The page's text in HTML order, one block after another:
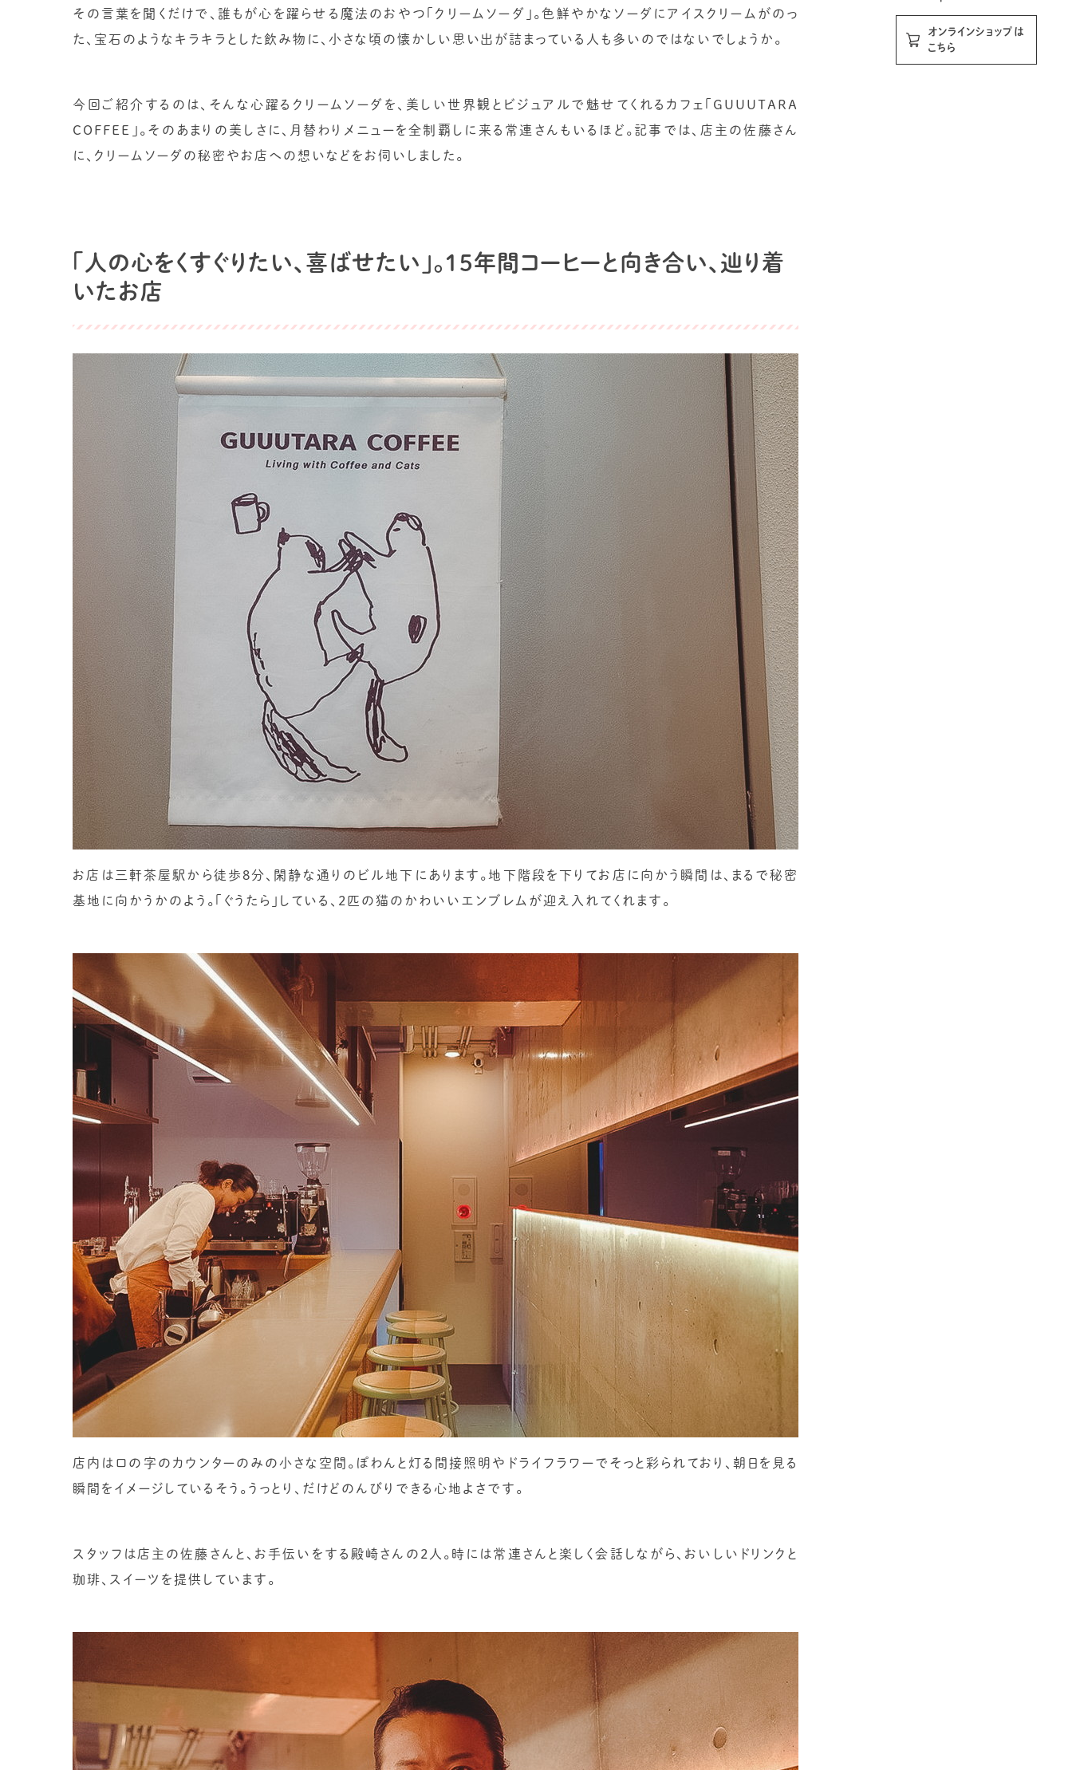
オンラインショップは
こちら
その言葉を聞くだけで、誰もが心を躍らせる魔法のおやつ「クリームソーダ」。色鮮やかなソーダにアイスクリームがのっ
た、宝石のようなキラキラとした飲み物に、小さな頃の懐かしい思い出が詰まっている人も多いのではないでしょうか。
今回ご紹介するのは、そんな心躍るクリームソーダを、美しい世界観とビジュアルで魅せてくれるカフェ「GUUUTARA
COFFEE」。そのあまりの美しさに、月替わりメニューを全制覇しに来る常連さんもいるほど。記事では、店主の佐藤さん
に、クリームソーダの秘密やお店への想いなどをお伺いしました。
「人の心をくすぐりたい、喜ばせたい」。15年間コーヒーと向き合い、辿り着
いたお店
お店は三軒茶屋駅から徒歩8分、閑静な通りのビル地下にあります。地下階段を下りてお店に向かう瞬間は、まるで秘密
基地に向かうかのよう。「ぐうたら」している、2匹の猫のかわいいエンブレムが迎え入れてくれます。
店内はロの字のカウンターのみの小さな空間。ぽわんと灯る間接照明やドライフラワーでそっと彩られており、朝日を見る
瞬間をイメージしているそう。うっとり、だけどのんびりできる心地よさです。
スタッフは店主の佐藤さんと、お手伝いをする殿崎さんの2人。時には常連さんと楽しく会話しながら、おいしいドリンクと
珈琲、スイーツを提供しています。